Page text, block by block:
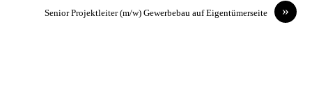
»
Senior Projektleiter (m/w) Gewerbebau auf Eigentümerseite